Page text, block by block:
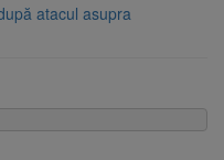
atacul asupra